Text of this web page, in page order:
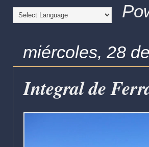
miércoles, 28
Integral de